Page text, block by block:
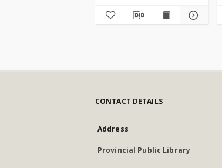
CONTACT DETAILS
Address
Provincial Public Library